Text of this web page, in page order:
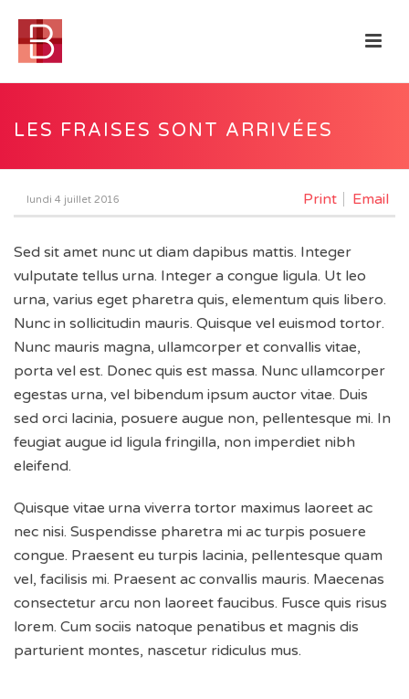
LES FRAISES SONT ARRIVÉES
Print Email
lundi 4 juillet 2016
Sed sit amet nunc ut diam dapibus mattis. Integer
vulputate tellus urna. Integer a congue ligula. Ut leo
urna, varius eget pharetra quis, elementum quis libero.
Nunc in sollicitudin mauris. Quisque vel euismod tortor.
Nunc mauris magna, ullamcorper et convallis vitae,
porta vel est. Donec quis est massa. Nunc ullamcorper
egestas urna, vel bibendum ipsum auctor vitae. Duis
sed orci lacinia, posuere augue non, pellentesque mi. In
feugiat augue id ligula fringilla, non imperdiet nibh
eleifend.
Quisque vitae urna viverra tortor maximus laoreet ac
nec nisi. Suspendisse pharetra mi ac turpis posuere
congue. Praesent eu turpis lacinia, pellentesque quam
vel, facilisis mi. Praesent ac convallis mauris. Maecenas
consectetur arcu non laoreet faucibus. Fusce quis risus
lorem. Cum sociis natoque penatibus et magnis dis
parturient montes, nascetur ridiculus mus.